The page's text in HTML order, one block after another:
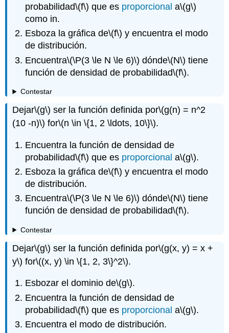
probabilidad\(f\) que es proporcional a\(g\)
como in.
Esboza la gráfica de\(f\) y encuentra el modo
de distribución.
Encuentra\(\P(3 \le N \le 6)\) dónde\(N\) tiene
función de densidad de probabilidad\(f\).
Contestar
Dejar\(g\) ser la función definida por\(g(n) = n^2
(10 -n)\) for\(n \in \{1, 2 \ldots, 10\}\).
Encuentra la función de densidad de
probabilidad\(f\) que es proporcional a\(g\).
Esboza la gráfica de\(f\) y encuentra el modo
de distribución.
Encuentra\(\P(3 \le N \le 6)\) dónde\(N\) tiene
función de densidad de probabilidad\(f\).
Contestar
Dejar\(g\) ser la función definida por\(g(x, y) = x +
y\) for\((x, y) \in \{1, 2, 3\}^2\).
Esbozar el dominio de\(g\).
Encuentra la función de densidad de
probabilidad\(f\) que es proporcional a\(g\).
Encuentra el modo de distribución.